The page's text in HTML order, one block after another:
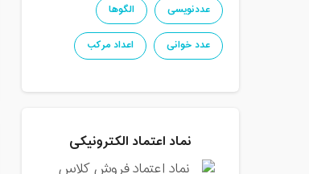
عددنویسی
الگوها
عدد خوانی
اعداد مرکب
نماد اعتماد الکترونیکی